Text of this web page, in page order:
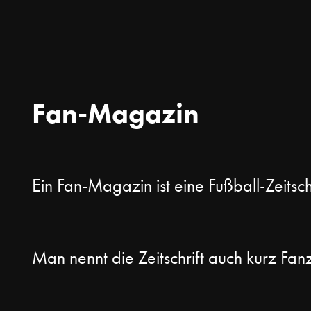
Fan-Magazin
Ein Fan-Magazin ist eine Fußball-
Man nennt die Zeitschrift auch kurz